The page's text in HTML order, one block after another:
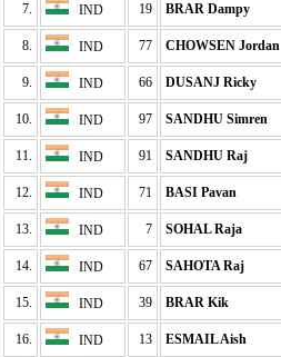
7. IND 19 BRAR Dampy
8. IND 77 CHOWSEN Jordan
9. IND 66 DUSANJ Ricky
10. IND 97 SANDHU Simren
11. IND 91 SANDHU Raj
12. IND 71 BASI Pavan
13. IND 7 SOHAL Raja
14. IND 67 SAHOTA Raj
15. IND 39 BRAR Kik
16. IND 13 ESMAIL Aish